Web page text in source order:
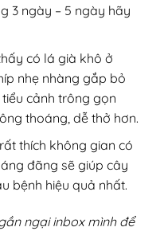
3 ngày – 5 ngày hãy
có lá già khô ở
nhẹ nhàng gắp bỏ
cảnh trông gọn
thoáng, dễ thở hơn.
thích không gian có
đãng sẽ giúp cây
bệnh hiệu quả nhất.
ngại inbox mình để